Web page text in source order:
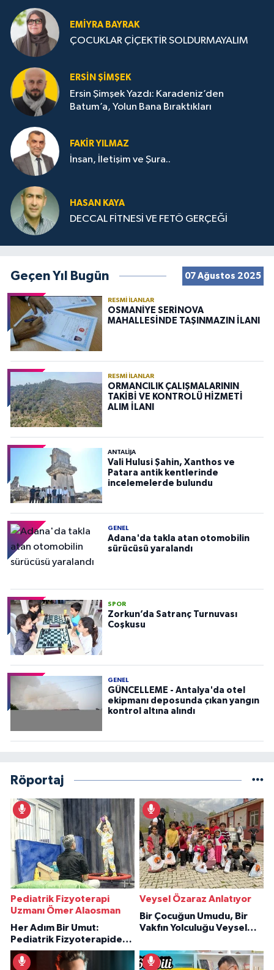
EMIYRA BAYRAK
ÇOCUKLAR ÇİÇEKTİR SOLDURMAYALIM
ERSIN ŞIMŞEK
Ersin Şimşek Yazdı: Karadeniz’den
Batum’a, Yolun Bana Bıraktıkları
FAKIR YILMAZ
İnsan, İletişim ve Şura..
HASAN KAYA
DECCAL FİTNESİ VE FETÖ GERÇEĞİ
Geçen Yıl Bugün 07 Ağustos 2025
RESMI İLANLAR
OSMANİYE SERİNOVA
MAHALLESİNDE TAŞINMAZIN İLANI
RESMI İLANLAR
ORMANCILIK ÇALIŞMALARININ
TAKİBİ VE KONTROLÜ HİZMETİ
ALIM İLANI
ANTALIJA
Vali Hulusi Şahin, Xanthos ve
Patara antik kentlerinde
incelemelerde bulundu
GENEL
Adana'da takla atan otomobilin
sürücüsü yaralandı
SPOR
Zorkun’da Satranç Turnuvası
Coşkusu
GENEL
GÜNCELLEME - Antalya'da otel
ekipmanı deposunda çıkan yangın
kontrol altına alındı
Röportaj
Pediatrik Fizyoterapi
Uzmanı Ömer Alaosman
Her Adım Bir Umut:
Pediatrik Fizyoterapiden
İlham Veren Hikâyeler
Veysel Özaraz Anlatıyor
Bir Çocuğun Umudu, Bir
Vakfın Yolculuğu Veysel